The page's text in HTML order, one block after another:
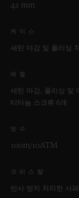
42 mm
케이스
새틴 마감 및 폴리싱
베젤
새틴 마감, 폴리싱 및
티타늄 스크류 6개
방수
100m/10ATM
크리스탈
반사 방지 처리한 사